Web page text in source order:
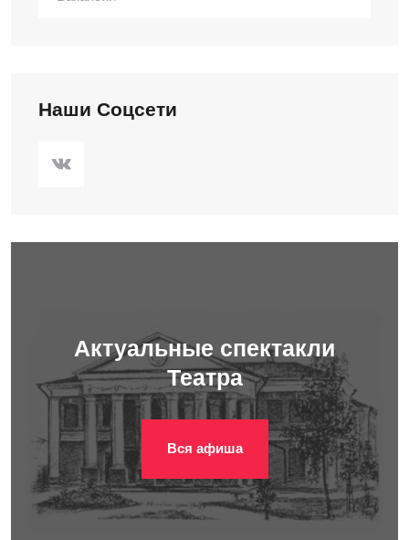
Наши Соцсети
Актуальные спектакли
Театра
Вся афиша